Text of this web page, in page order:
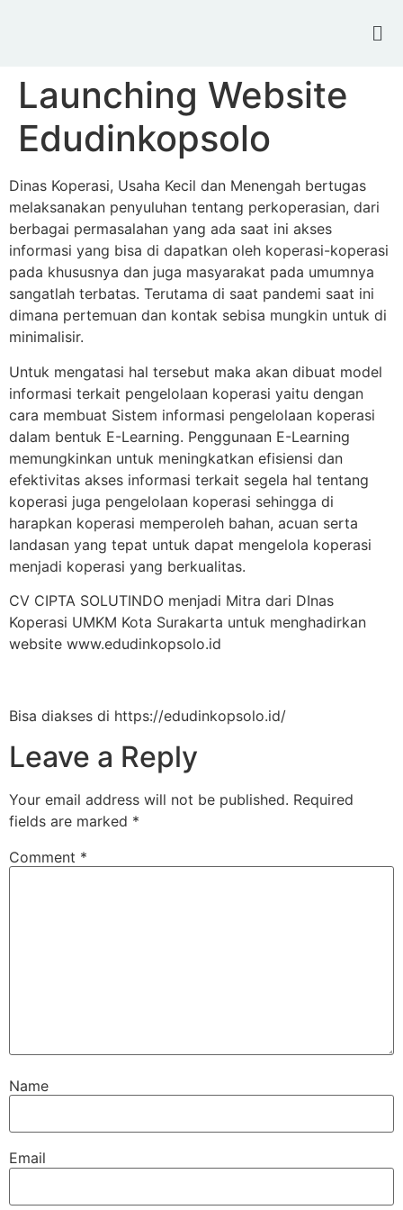
Launching Website
Edudinkopsolo
Dinas Koperasi, Usaha Kecil dan Menengah bertugas
melaksanakan penyuluhan tentang perkoperasian, dari
berbagai permasalahan yang ada saat ini akses
informasi yang bisa di dapatkan oleh koperasi-koperasi
pada khususnya dan juga masyarakat pada umumnya
sangatlah terbatas. Terutama di saat pandemi saat ini
dimana pertemuan dan kontak sebisa mungkin untuk di
minimalisir.
Untuk mengatasi hal tersebut maka akan dibuat model
informasi terkait pengelolaan koperasi yaitu dengan
cara membuat Sistem informasi pengelolaan koperasi
dalam bentuk E-Learning. Penggunaan E-Learning
memungkinkan untuk meningkatkan efisiensi dan
efektivitas akses informasi terkait segela hal tentang
koperasi juga pengelolaan koperasi sehingga di
harapkan koperasi memperoleh bahan, acuan serta
landasan yang tepat untuk dapat mengelola koperasi
menjadi koperasi yang berkualitas.
CV CIPTA SOLUTINDO menjadi Mitra dari DInas
Koperasi UMKM Kota Surakarta untuk menghadirkan
website www.edudinkopsolo.id
Bisa diakses di https://edudinkopsolo.id/
Leave a Reply
Your email address will not be published. Required
fields are marked *
Comment *
Name
Email